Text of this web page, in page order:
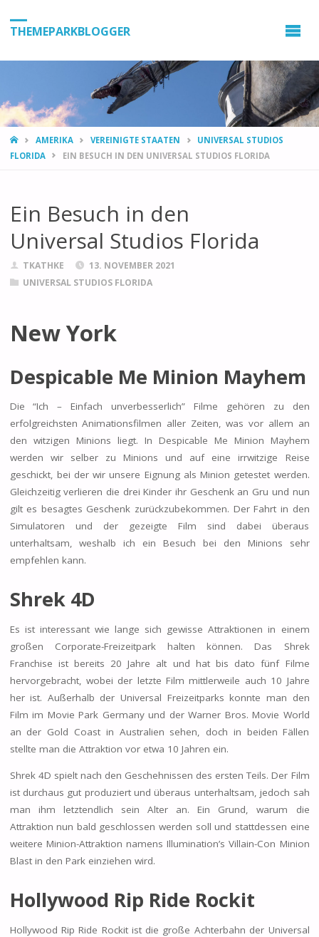
THEMEPARKBLOGGER
HOMEAMERIKA VEREINIGTE STAATEN
UNIVERSAL STUDIOS
FLORIDA
EIN BESUCH IN DEN UNIVERSAL STUDIOS FLORIDA
Ein Besuch in den
Universal Studios Florida
TKATHKE
13. NOVEMBER 2021
UNIVERSAL STUDIOS FLORIDA
New York
Despicable Me Minion Mayhem
Die “Ich – Einfach unverbesserlich” Filme gehören zu den
erfolgreichsten Animationsfilmen aller Zeiten, was vor allem an
den witzigen Minions liegt. In Despicable Me Minion Mayhem
werden wir selber zu Minions und auf eine irrwitzige Reise
geschickt, bei der wir unsere Eignung als Minion getestet werden.
Gleichzeitig verlieren die drei Kinder ihr Geschenk an Gru und nun
gilt es besagtes Geschenk zurückzubekommen. Der Fahrt in den
Simulatoren und der gezeigte Film sind dabei überaus
unterhaltsam, weshalb ich ein Besuch bei den Minions sehr
empfehlen kann.
Shrek 4D
Es ist interessant wie lange sich gewisse Attraktionen in einem
großen Corporate-Freizeitpark halten können. Das Shrek
Franchise ist bereits 20 Jahre alt und hat bis dato fünf Filme
hervorgebracht, wobei der letzte Film mittlerweile auch 10 Jahre
her ist. Außerhalb der Universal Freizeitparks konnte man den
Film im Movie Park Germany und der Warner Bros. Movie World
an der Gold Coast in Australien sehen, doch in beiden Fällen
stellte man die Attraktion vor etwa 10 Jahren ein.
Shrek 4D spielt nach den Geschehnissen des ersten Teils. Der Film
ist durchaus gut produziert und überaus unterhaltsam, jedoch sah
man ihm letztendlich sein Alter an. Ein Grund, warum die
Attraktion nun bald geschlossen werden soll und stattdessen eine
weitere Minion-Attraktion namens Illumination’s Villain-Con Minion
Blast in den Park einziehen wird.
Hollywood Rip Ride Rockit
Hollywood Rip Ride Rockit ist die große Achterbahn der Universal